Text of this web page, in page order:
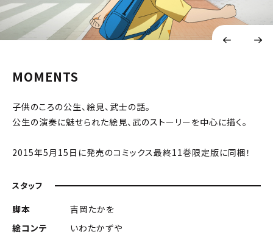
MOMENTS
子供のころの公生、絵見、武士の話。
公生の演奏に魅せられた絵見、武のストーリーを中心に描く。
2015年5月15日に発売のコミックス最終11巻限定版に同梱！
スタッフ
脚本
吉岡たかを
絵コンテ
いわたかずや